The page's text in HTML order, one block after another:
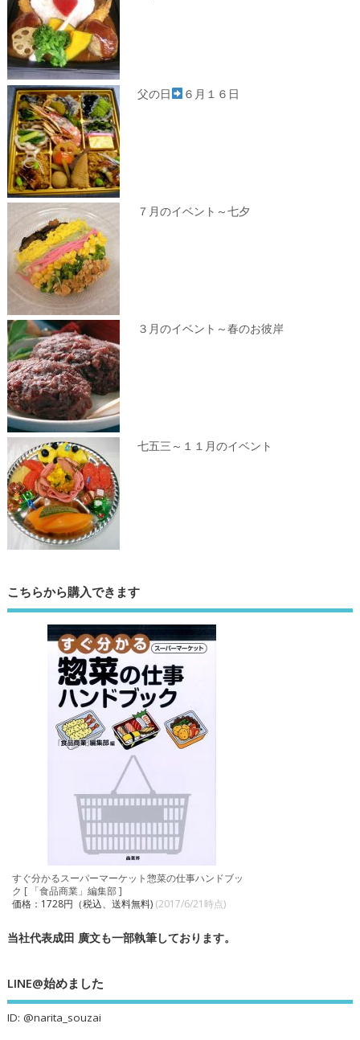
父の日 ６月１６日
７月のイベント～七夕
３月のイベント～春のお彼岸
七五三～１１月のイベント
こちらから購入できます
すぐ分かるスーパーマーケット惣菜の仕事ハンドブッ
ク [ 「食品商業」編集部 ]
価格：1728円（税込、送料無料) (2017/6/21時点)
当社代表成田 廣文も一部執筆しております。
LINE@始めました
ID: @narita_souzai